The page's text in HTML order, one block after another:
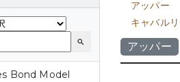
アッパー
キャバル
アッパー
search
Bond Model